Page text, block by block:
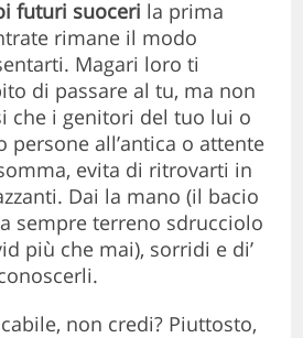
futuri suoceri la prima
rimane il modo
Magari loro ti
di passare al tu, ma non
che i genitori del tuo lui o
persone all’antica o attente
evita di ritrovarti in
Dai la mano (il bacio
sempre terreno sdrucciolo
più che mai), sorridi e di’
non credi? Piuttosto,